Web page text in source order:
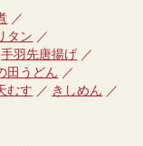
タン
手羽先唐揚げ
田うどん
むす
きしめん